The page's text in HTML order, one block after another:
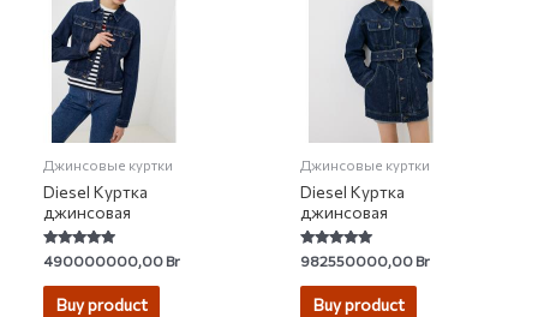
Джинсовые куртки
Diesel Куртка
джинсовая
Rated
4.67
out of 5
490000000,00Br
Buy product
Джинсовые куртки
Diesel Куртка
джинсовая
Rated
5.00
out of 5
982550000,00Br
Buy product